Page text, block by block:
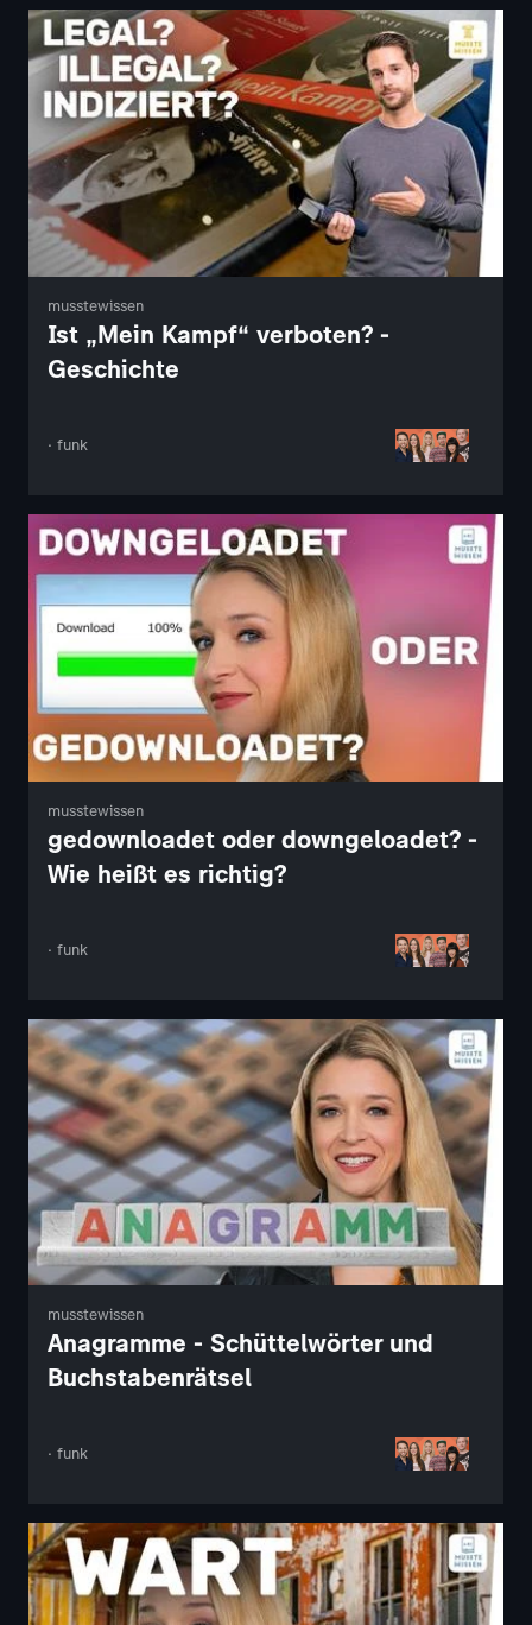
musstewissen
Ist „Mein Kampf“ verboten? -
Geschichte
· funk
musstewissen
gedownloadet oder downgeloadet? -
Wie heißt es richtig?
· funk
musstewissen
Anagramme - Schüttelwörter und
Buchstabenrätsel
· funk